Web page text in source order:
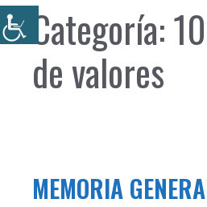
Categoría:
de valores
MEMORIA